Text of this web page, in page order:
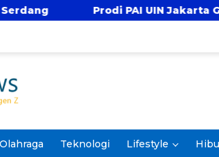
PAI UIN Jakarta Genjot Riset
Olahraga Teknologi Lifestyle